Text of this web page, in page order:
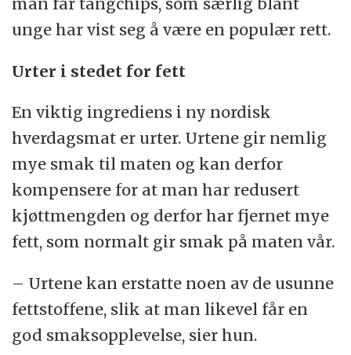
unge har vist seg å være en populær rett.
Urter i stedet for fett
En viktig ingrediens i ny nordisk
hverdagsmat er urter. Urtene gir nemlig
mye smak til maten og kan derfor
kompensere for at man har redusert
kjøttmengden og derfor har fjernet mye
fett, som normalt gir smak på maten vår.
– Urtene kan erstatte noen av de usunne
fettstoffene, slik at man likevel får en
god smaksopplevelse, sier hun.